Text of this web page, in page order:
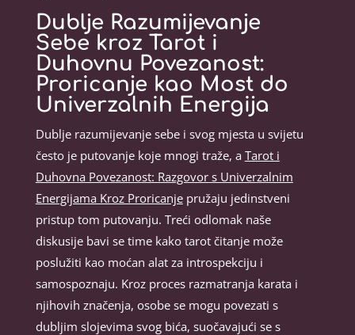
Dublje Razumijevanje
Sebe kroz Tarot i
Duhovnu Povezanost:
Proricanje kao Most do
Univerzalnih Energija
Dublje razumijevanje sebe i svog mjesta u svijetu
često je putovanje koje mnogi traže, a Tarot i
Duhovna Povezanost: Razgovor s Univerzalnim
Energijama Kroz Proricanjepružaju jedinstveni
pristup tom putovanju. Treći odlomak naše
diskusije bavi se time kako tarot čitanje može
poslužiti kao moćan alat za introspekciju i
samospoznaju. Kroz proces razmatranja karata i
njihovih značenja, osobe se mogu povezati s
dubljim slojevima svog bića, suočavajući se s